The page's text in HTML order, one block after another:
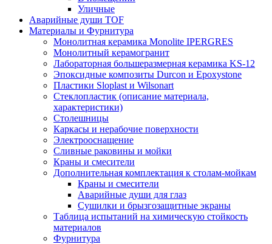
Уличные
Аварийные души TOF
Материалы и Фурнитура
Монолитная керамика Monolite IPERGRES
Монолитный керамогранит
Лабораторная большеразмерная керамика KS-12
Эпоксидные композиты Durcon и Epoxystone
Пластики Sloplast и Wilsonart
Стеклопластик (описание материала,
характеристики)
Столешницы
Каркасы и нерабочие поверхности
Электрооснащение
Сливные раковины и мойки
Краны и смесители
Дополнительная комплектация к столам-мойкам
Краны и смесители
Аварийные души для глаз
Сушилки и брызгозащитные экраны
Таблица испытаний на химическую стойкость
материалов
Фурнитура